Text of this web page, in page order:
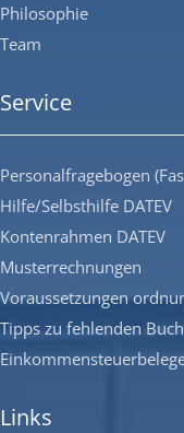
Philosophie
Team
Service
Personalfragebogen
Hilfe/Selbsthilfe DATEV
Kontenrahmen DATEV
Musterrechnungen
Voraussetzungen
Tipps zu fehlenden
Links